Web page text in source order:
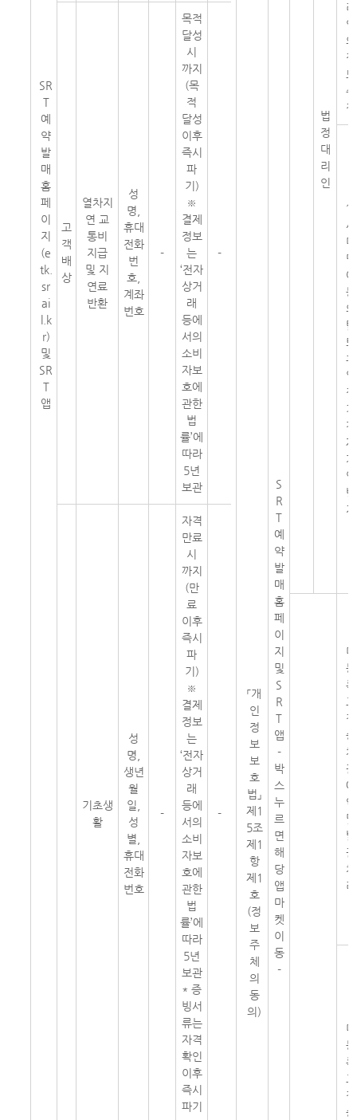
SR
T
예
약
발
매
홈
페
이
지
(e
tk.
sr
ai
l.k
r)
및
SR
T
앱
고
객
배
상
열차지
연 교
통비
지급
및 지
연료
반환
성
명,
휴대
전화
번
호,
계좌
번호
-
목적
달성
시
까지
(목
적
달성
이후
즉시
파
기)
※
결제
정보
는
‘전자
상거
래
등에
서의
소비
자보
호에
관한
법
률’에
따라
5년
보관
-
기초생
활
성
명,
생년
월
일,
성
별,
휴대
전화
번호
-
자격
만료
시
까지
(만
료
이후
즉시
파
기)
※
결제
정보
는
‘전자
상거
래
등에
서의
소비
자보
호에
관한
법
률’에
따라
5년
보관
* 증
빙서
류는
자격
확인
이후
즉시
파기
-
S
R
T
예
약
발
매
홈
페
이
지
및
S
R
T
앱
-
박
스
누
르
면
해
당
앱
마
켓
이
동
-
「개
인
정
보
보
호
법」
제1
5조
제1
항
제1
호
(정
보
주
체
의
동
의)
법
정
대
리
인
리
인
의
정
보
수
집
14
세
미
만
아
동
의
탈
퇴
후
일
정
기
간
재
가
입
방
지
미
등
록
고
객
승
차
권
예
약
및
발
권
처
리
미
등
록
고
객
승